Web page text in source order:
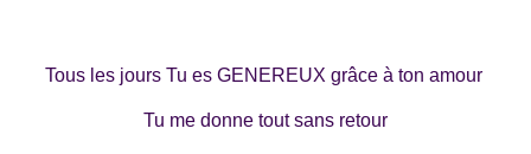
Tous les jours Tu es GENEREUX grâce à ton amour
Tu me donne tout sans retour